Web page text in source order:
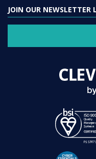
JOIN OUR NEWSLETTER